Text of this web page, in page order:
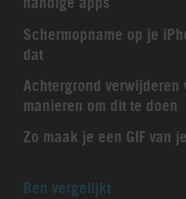
Schermopname op je
dat
Achtergrond verwijderen
manieren om dit te doen
Zo maak je een GIF van
Ben vergelijkt